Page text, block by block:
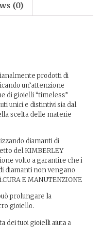
(0)
prodotti di
un’attenzione
di gioielli “timeless”
unici e distintivi sia dal
scelta delle materie
diamanti di
del KIMBERLEY
volto a garantire che i
diamanti non vengano
E MANUTENZIONE
prolungare la
gioiello.
dei tuoi gioielli aiuta a